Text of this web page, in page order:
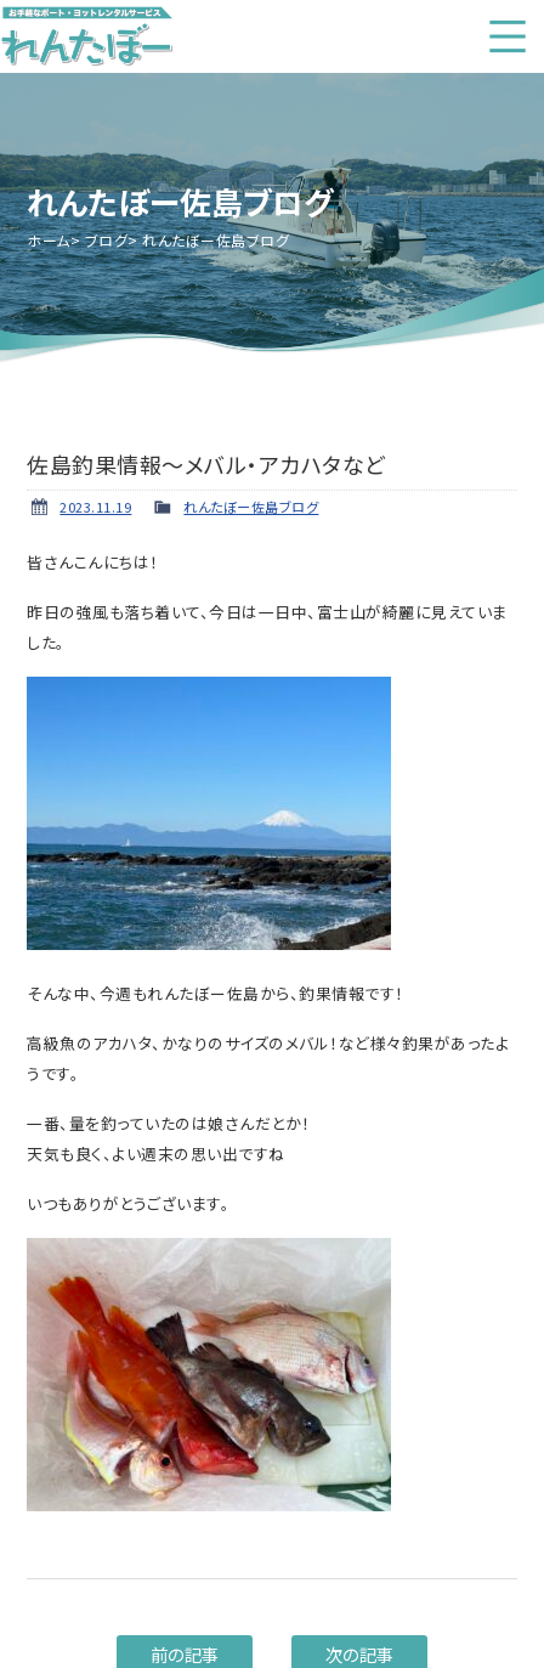
れんたぼー佐島ブログ
ホーム ブログ れんたぼー佐島ブログ
佐島釣果情報～メバル・アカハタなど
2023.11.19 れんたぼー佐島ブログ
皆さんこんにちは！
昨日の強風も落ち着いて、今日は一日中、富士山が綺麗に見えていま
した。
そんな中、今週もれんたぼー佐島から、釣果情報です！
高級魚のアカハタ、かなりのサイズのメバル！など様々釣果があったよ
うです。
一番、量を釣っていたのは娘さんだとか！
天気も良く、よい週末の思い出ですね
いつもありがとうございます。
前の記事 次の記事